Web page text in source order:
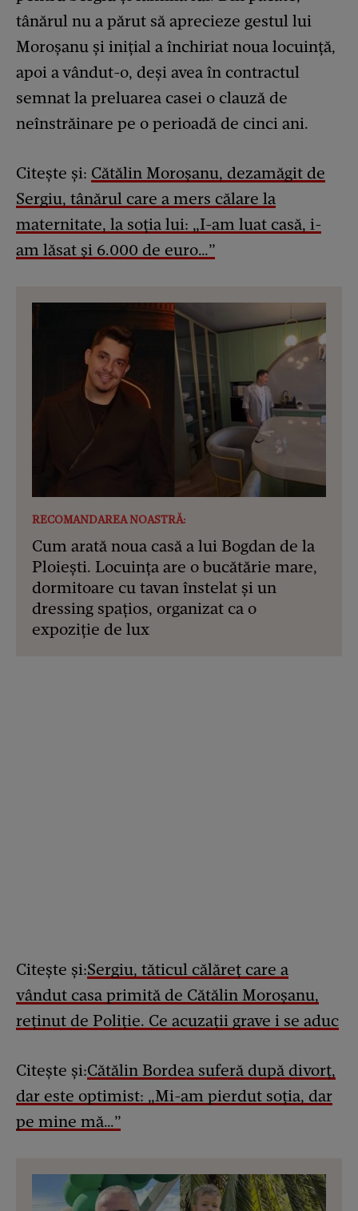
tânărul nu a părut să aprecieze gestul lui
Moroșanu și inițial a închiriat noua locuință,
apoi a vândut-o, deși avea în contractul
semnat la preluarea casei o clauză de
neînstrăinare pe o perioadă de cinci ani.
Citește și: Cătălin Moroșanu, dezamăgit de
Sergiu, tânărul care a mers călare la
maternitate, la soția lui: „I-am luat casă, i-
am lăsat și 6.000 de euro…”
RECOMANDAREA NOASTRĂ:
Cum arată noua casă a lui Bogdan de la
Ploiești. Locuința are o bucătărie mare,
dormitoare cu tavan înstelat și un
dressing spațios, organizat ca o
expoziție de lux
Citește și:Sergiu, tăticul călăreț care a
vândut casa primită de Cătălin Moroșanu,
reținut de Poliție. Ce acuzații grave i se aduc
Citește și:Cătălin Bordea suferă după divorț,
dar este optimist: „Mi-am pierdut soția, dar
pe mine mă…”